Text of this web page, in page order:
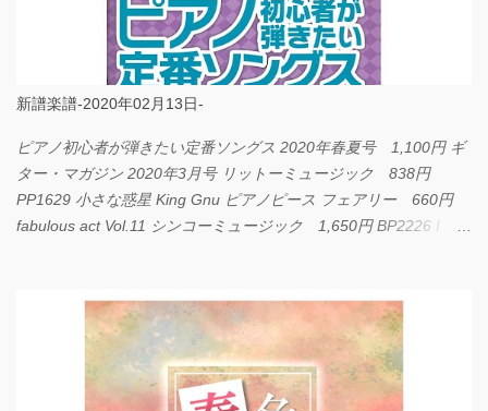
新譜楽譜-2020年02月13日-
ピアノ初心者が弾きたい定番ソングス 2020年春夏号 1,100円 ギ
ター・マガジン 2020年3月号 リットーミュージック 838円
PP1629 小さな惑星 King Gnu ピアノピース フェアリー 660円
fabulous act Vol.11 シンコーミュージック 1,650円 BP2226 I